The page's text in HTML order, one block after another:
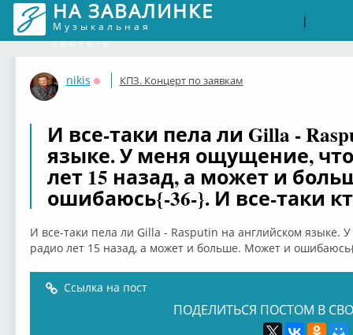
НА ЗАВАЛИНКЕ
Музыкальная
соцсеть
|
nikis
Оффлайн
КПЗ. Концерт по заявкам
И все-таки пела ли Gilla -
языке. У меня ощущение,
лет 15 назад, а может и
ошибаюсь{-36-}. И все-таки
И все-таки пела ли Gilla - Rasputin на английском
радио лет 15 назад, а может и больше. Может и
Ссылка на пост
ПОДЕЛИТЬСЯ ПОСТОМ В